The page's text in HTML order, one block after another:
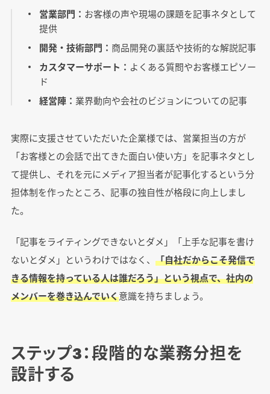
営業部門： お客様の声や現場の課題を記事ネタとして
提供
開発・技術部門： 商品開発の裏話や技術的な解説記事
カスタマーサポート： よくある質問やお客様エピソー
ド
経営陣： 業界動向や会社のビジョンについての記事
実際に支援させていただいた企業様では、営業担当の方が
「お客様との会話で出てきた面白い使い方」を記事ネタとし
て提供し、それを元にメディア担当者が記事化するという分
担体制を作ったところ、記事の独自性が格段に向上しまし
た。
「記事をライティングできないとダメ」「上手な記事を書け
ないとダメ」というわけではなく、 「自社だからこそ発信で
きる情報を持っている人は誰だろう」という視点で、社内の
メンバーを巻き込んでいく意識を持ちましょう。
ステップ3：段階的な業務分担を
設計する